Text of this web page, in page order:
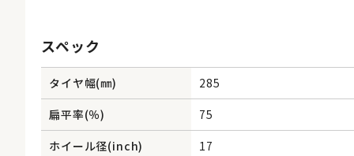
スペック
タイヤ幅(㎜)
285
扁平率(％)
75
ホイール径(inch)
17